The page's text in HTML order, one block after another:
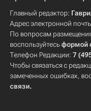
Главный редактор:
Адрес электронной
По вопросам
воспользуйтесьформой
Телефон Редакции: 7
Чтобы связаться с
замеченных ошибках,
связи.